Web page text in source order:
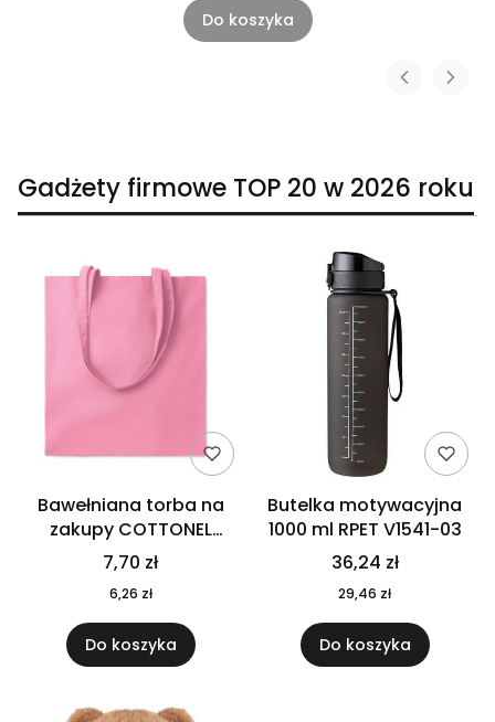
Do koszyka
Gadżety firmowe TOP 20 w 2026 roku
Bawełniana torba na
zakupy COTTONEL
COLOUR++ MO9846-11
7,70 zł
6,26 zł
Do koszyka
Butelka motywacyjna
1000 ml RPET V1541-03
36,24 zł
29,46 zł
Do koszyka